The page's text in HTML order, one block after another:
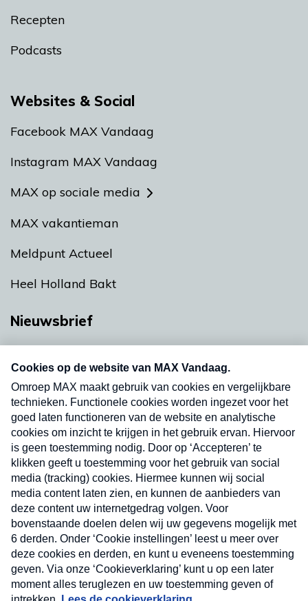
Recepten
Podcasts
Websites & Social
Facebook MAX Vandaag
Instagram MAX Vandaag
MAX op sociale media
MAX vakantieman
Meldpunt Actueel
Heel Holland Bakt
Nieuwsbrief
nieuwsbrief. Elke vrijdag- en dinsdagochtend in
uw mailbox.
Verzend
Nieuwsbrief
Neem hier een gratis abonnement op onze
nieuwsbrief. Elke vrijdag- en dinsdagochtend in uw